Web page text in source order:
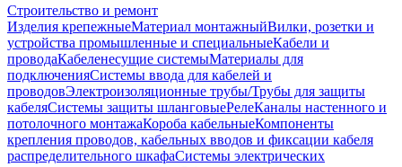
Строительство и ремонт
Изделия крепежныеМатериал монтажныйВилки, розетки и
устройства промышленные и специальныеКабели и
проводаКабеленесущие системыМатериалы для
подключенияСистемы ввода для кабелей и
проводовЭлектроизоляционные трубы/Трубы для защиты
кабеляСистемы защиты шланговыеРелеКаналы настенного и
потолочного монтажаКороба кабельныеКомпоненты
крепления проводов, кабельных вводов и фиксации кабеля
распределительного шкафаСистемы электрических